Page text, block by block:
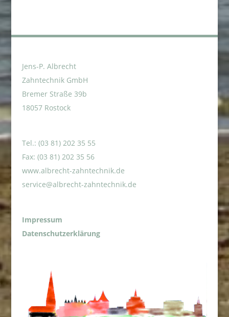
Jens-P. Albrecht
Zahntechnik GmbH
Bremer Straße 39b
18057 Rostock
Tel.: (03 81) 202 35 55
Fax: (03 81) 202 35 56
www.albrecht-zahntechnik.de
service@albrecht-zahntechnik.de
Impressum
Datenschutzerklärung